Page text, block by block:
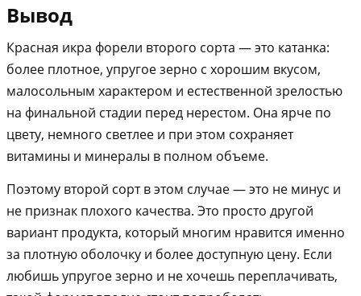
Вывод
Красная икра форели второго сорта — это катанка:
более плотное, упругое зерно с хорошим вкусом,
малосольным характером и естественной зрелостью
на финальной стадии перед нерестом. Она ярче по
цвету, немного светлее и при этом сохраняет
витамины и минералы в полном объеме.
Поэтому второй сорт в этом случае — это не минус и
не признак плохого качества. Это просто другой
вариант продукта, который многим нравится именно
за плотную оболочку и более доступную цену. Если
любишь упругое зерно и не хочешь переплачивать,